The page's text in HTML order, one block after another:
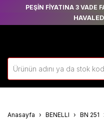
PEŞİN FİYATINA 3 VADE
Anasayfa BENELLI BN 251